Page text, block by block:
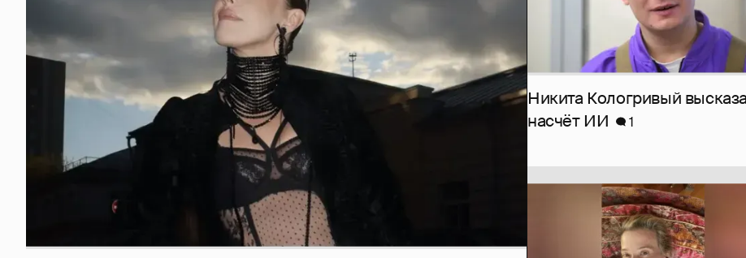
Никита Кологривый
насчёт ИИ
1